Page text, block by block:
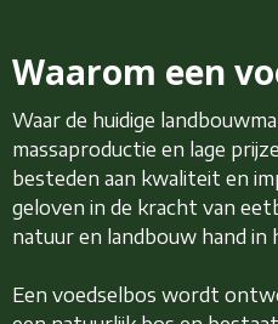
Waarom een
Waar de huidige
massaproductie en lage
besteden aan kwaliteit en
geloven in de kracht van
natuur en landbouw hand in
Een voedselbos wordt